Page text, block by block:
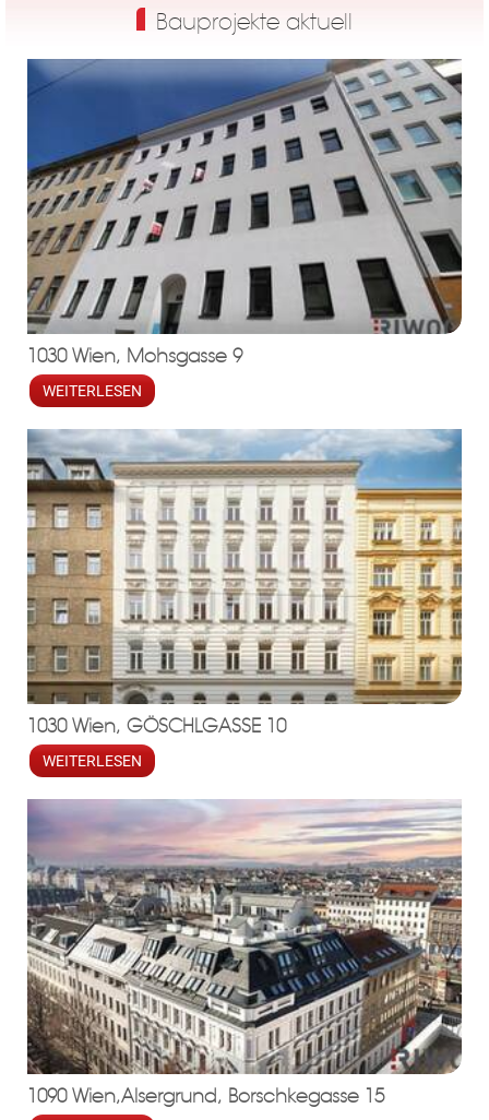
Bauprojekte aktuell
1030 Wien, Mohsgasse 9
WEITERLESEN
1030 Wien, GÖSCHLGASSE 10
WEITERLESEN
1090 Wien,Alsergrund, Borschkegasse 15